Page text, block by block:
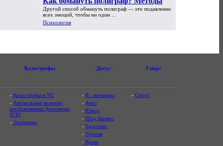
противодействия. Часть вторая
Другой способ обмануть полиграф — это подавление
всех эмоций, чтобы ни один ...
Психология
Катастрофы Досуг Спорт
- Катастрофы и ЧС
- Аномальные явления,
необъяснимые феномены,
НЛО
- Эзотерика
- Я - женщина
- Авто
- Юмор
- Шоу-бизнес
- Здоровье
- Туризм
- Крым
-Спорт